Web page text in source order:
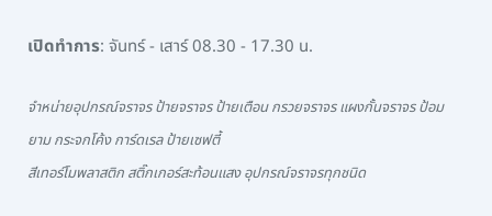
เปิดทำการ: จันทร์ - เสาร์ 08.30 - 17.30 น.
จำหน่ายอุปกรณ์จราจร ป้ายจราจร ป้ายเตือน กรวยจราจร แผงกั้นจราจร ป้อม
ยาม กระจกโค้ง การ์ดเรล ป้ายเซฟตี้
สีเทอร์โมพลาสติก สติ๊กเกอร์สะท้อนแสง อุปกรณ์จราจรทุกชนิด